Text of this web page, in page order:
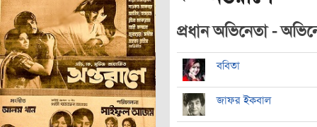
প্রধান অভিনেতা -
ববিতা
জাফর ইকবাল